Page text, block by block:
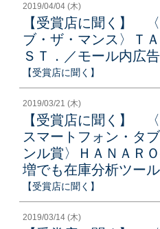
2019/04/04 (木)
【受賞店に聞く】
ブ・ザ・マンス〉Ｔ
ＳＴ．／モール内広
【受賞店に聞く】
2019/03/21 (木)
【受賞店に聞く】
スマートフォン・タ
ンル賞〉ＨＡＮＡＲ
増でも在庫分析ツー
【受賞店に聞く】
2019/03/14 (木)